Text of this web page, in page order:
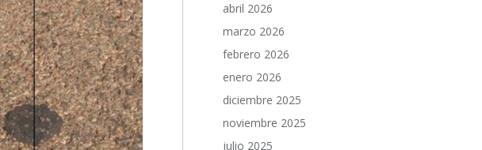
abril 2026
marzo 2026
febrero 2026
enero 2026
diciembre 2025
noviembre 2025
julio 2025